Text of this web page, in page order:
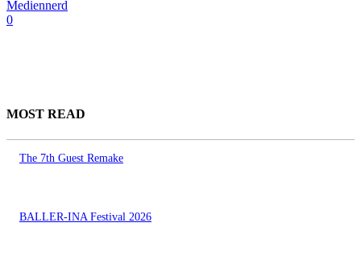
Mediennerd
0
MOST READ
The 7th Guest Remake
BALLER-INA Festival 2026